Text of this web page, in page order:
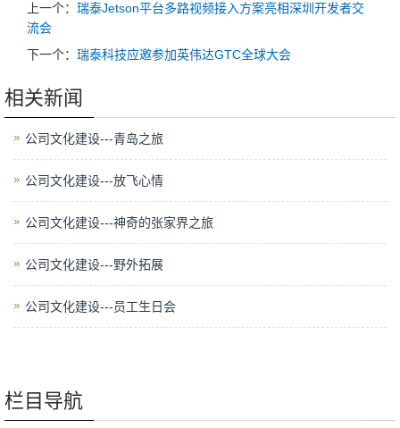
上一个： 瑞泰Jetson平台多路视频接入方案亮相深圳开发者交
流会
下一个： 瑞泰科技应邀参加英伟达GTC全球大会
相关新闻
公司文化建设---青岛之旅
公司文化建设---放飞心情
公司文化建设---神奇的张家界之旅
公司文化建设---野外拓展
公司文化建设---员工生日会
栏目导航